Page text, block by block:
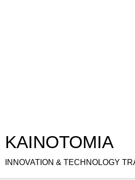
ΚΑΙΝΟΤΟΜΙΑ
INNOVATION & TECHNOLOGY